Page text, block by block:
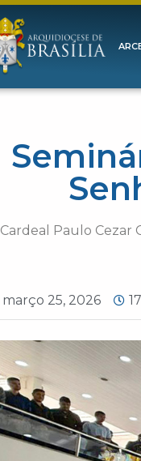
Cardeal Paulo Cezar
março 25, 2026